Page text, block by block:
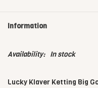
Information
Availability: In stock
Lucky Klaver Ketting Big